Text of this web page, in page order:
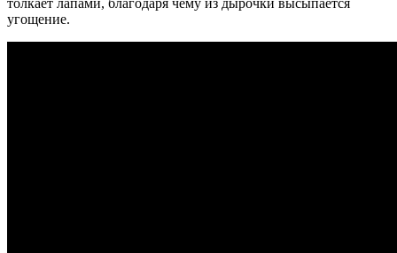
толкает лапами, благодаря чему из дырочки высыпается
угощение.